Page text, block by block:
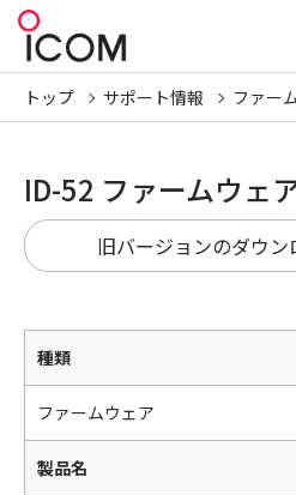
トップ サポート情報 ファー
ID-52 ファームウェ
旧バージョンのダウン
種類
ファームウェア
製品名